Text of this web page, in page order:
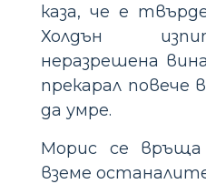
каза, че е
Холдън
неразрешена
прекарал повече
да умре.
Морис се
вземе